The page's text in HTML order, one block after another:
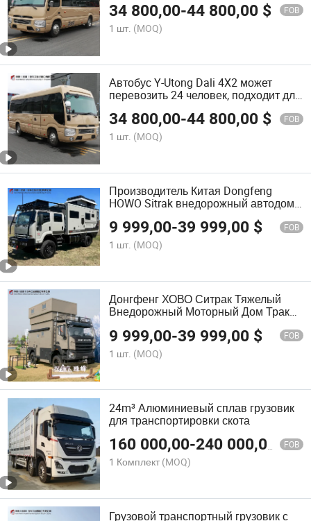
34 800,00-44 800,00 $ FOB
1 шт. (MOQ)
Автобус Y-Utong Dali 4X2 может
перевозить 24 человек, подходит для
туристических и городских автобусов
34 800,00-44 800,00 $ FOB
1 шт. (MOQ)
Производитель Китая Dongfeng
HOWO Sitrak внедорожный автодом
грузовик тяжелого класса дизельный
дом на колесах 4X4 6X6
Индивидуальный роскошный
интерьер для мирового рынка
9 999,00-39 999,00 $ FOB
1 шт. (MOQ)
Донгфенг ХОВО Ситрак Тяжелый
Внедорожный Моторный Дом Трак
6X6 130HP для 300HP Левый Руль
Правый Руль для Экспедиционных
Путешествий и Коммерческого
9 999,00-39 999,00 $ FOB
1 шт. (MOQ)
24m³ Алюминиевый сплав грузовик
для транспортировки скота
160 000,00-240 000,00 $FOB
1 Комплект (MOQ)
Грузовой транспортный грузовик с